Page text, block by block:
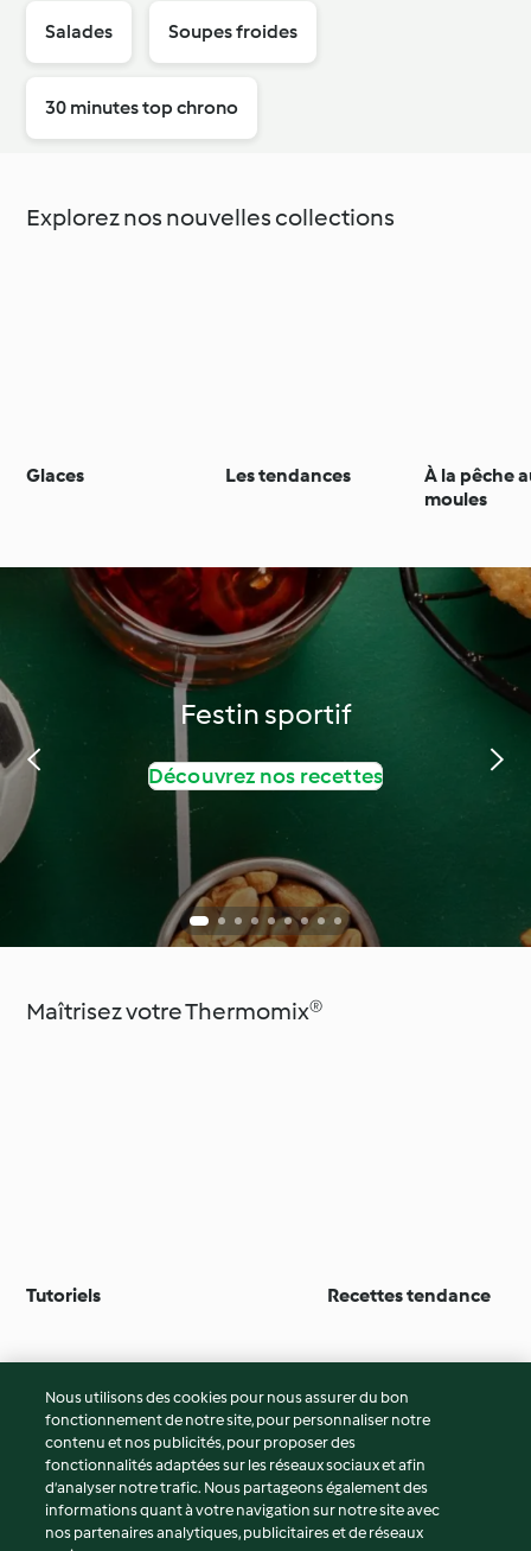
Salades Soupes froides
30 minutes top chrono
Explorez nos nouvelles collections
Glaces Les tendances
À la pêche
moules
Festin sportif
Découvrez nos recettes
Maîtrisez votre Thermomix®
Tutoriels Recettes tendance
© Copyright 2026
Conditions d'utilisation
Politique de confidentialité
Non-responsabilité
Nous utilisons des cookies pour nous assurer du bon
fonctionnement de notre site, pour personnaliser notre
contenu et nos publicités, pour proposer des
fonctionnalités adaptées sur les réseaux sociaux et afin
d’analyser notre trafic. Nous partageons également des
informations quant à votre navigation sur notre site avec
nos partenaires analytiques, publicitaires et de réseaux